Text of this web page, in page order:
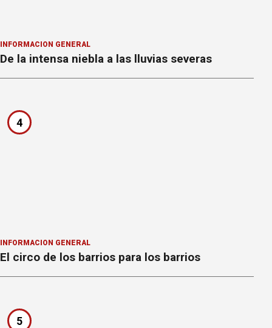
INFORMACION GENERAL
De la intensa niebla a las lluvias severas
4
INFORMACION GENERAL
El circo de los barrios para los barrios
5